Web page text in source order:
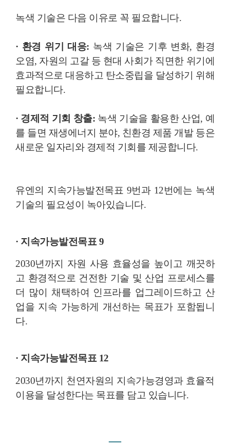
녹색 기술은 다음 이유로 꼭 필요합니다.
· 환경 위기 대응: 녹색 기술은 기후 변화, 환경
오염, 자원의 고갈 등 현대 사회가 직면한 위기에
효과적으로 대응하고 탄소중립을 달성하기 위해
필요합니다.
· 경제적 기회 창출: 녹색 기술을 활용한 산업, 예
를 들면 재생에너지 분야, 친환경 제품 개발 등은
새로운 일자리와 경제적 기회를 제공합니다.
유엔의 지속가능발전목표 9번과 12번에는 녹색
기술의 필요성이 녹아있습니다.
· 지속가능발전목표 9
2030년까지 자원 사용 효율성을 높이고 깨끗하
고 환경적으로 건전한 기술 및 산업 프로세스를
더 많이 채택하여 인프라를 업그레이드하고 산
업을 지속 가능하게 개선하는 목표가 포함됩니
다.
· 지속가능발전목표 12
2030년까지 천연자원의 지속가능경영과 효율적
이용을 달성한다는 목표를 담고 있습니다.
―